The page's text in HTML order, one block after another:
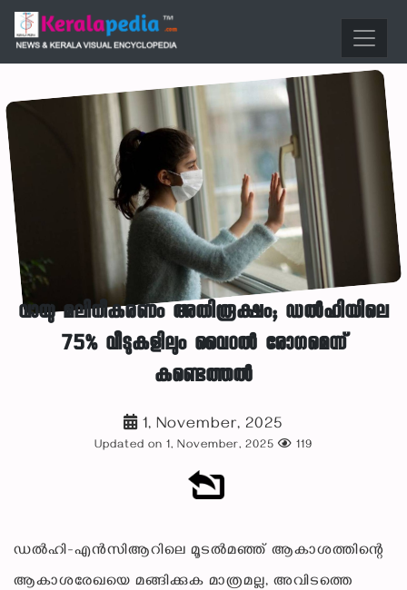
വായു മലിനീകരണം അതിരൂക്ഷം; ഡൽഹിയിലെ
75% വീടുകളിലും വൈറൽ രോഗമെന്ന്
കണ്ടെത്തൽ
1, November, 2025
Updated on 1, November, 2025 119
ഡൽഹി-എൻസിആറിലെ മൂടൽമഞ്ഞ് ആകാശത്തിന്റെ
ആകാശരേഖയെ മങ്ങിക്കുക മാത്രമല്ല, അവിടത്തെ